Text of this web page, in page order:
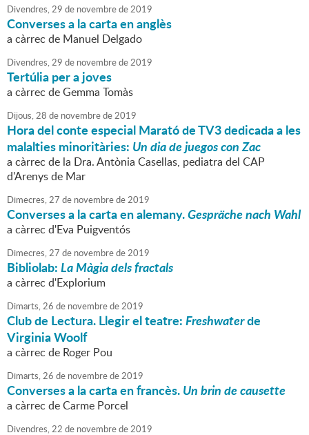
Divendres,29 de novembrede2019
Converses a la carta en anglès
a càrrec de Manuel Delgado
Divendres,29 de novembrede2019
Tertúlia per a joves
a càrrec de Gemma Tomàs
Dijous,28 de novembrede2019
Hora del conte especial Marató de TV3 dedicada a les
malalties minoritàries: Un dia de juegos con Zac
a càrrec de la Dra. Antònia Casellas, pediatra del CAP
d'Arenys de Mar
Dimecres,27 de novembrede2019
Converses a la carta en alemany.Gespräche nach Wahl
a càrrec d'Eva Puigventós
Dimecres,27 de novembrede2019
Bibliolab:La Màgia dels fractals
a càrrec d'Explorium
Dimarts,26 de novembrede2019
Club de Lectura. Llegir el teatre:Freshwaterde
Virginia Woolf
a càrrec de Roger Pou
Dimarts,26 de novembrede2019
Converses a la carta en francès.Un brin de causette
a càrrec de Carme Porcel
Divendres,22 de novembrede2019